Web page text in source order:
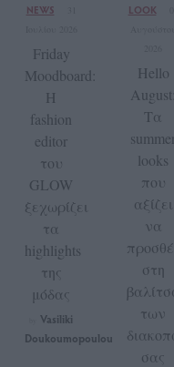
NEWS
Friday
Moodboard:
Η
fashion
editor
του
GLOW
ξεχωρίζει
τα
highlights
της
μόδας
Vasiliki
Doukoumopoulou
LOOK
Hello
August:
Τα
looks
που
αξίζει
να
στη
των
σας